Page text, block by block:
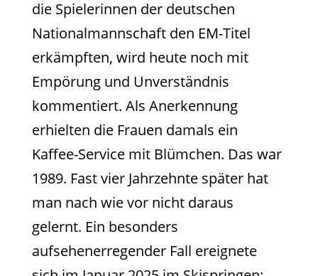
die Spielerinnen der deutschen
Nationalmannschaft den EM-Titel
erkämpften, wird heute noch mit
Empörung und Unverständnis
kommentiert. Als Anerkennung
erhielten die Frauen damals ein
Kaffee-Service mit Blümchen. Das war
1989. Fast vier Jahrzehnte später hat
man nach wie vor nicht daraus
gelernt. Ein besonders
aufsehenerregender Fall ereignete